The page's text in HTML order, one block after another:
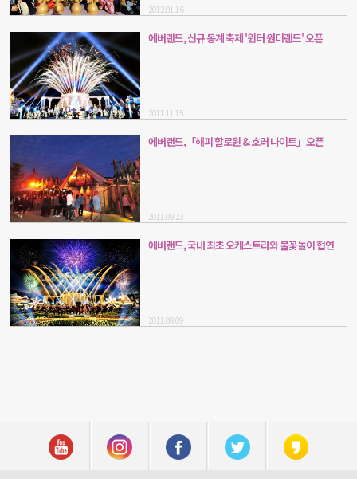
2012.01.16
에버랜드, 신규 동계 축제 '윈터 원더랜드' 오픈
2011.11.15
에버랜드,「해피 할로윈 & 호러 나이트」오픈
2011.09.23
에버랜드, 국내 최초 오케스트라와 불꽃놀이 협연
2011.08.09